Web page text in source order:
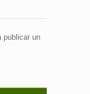
publicar un